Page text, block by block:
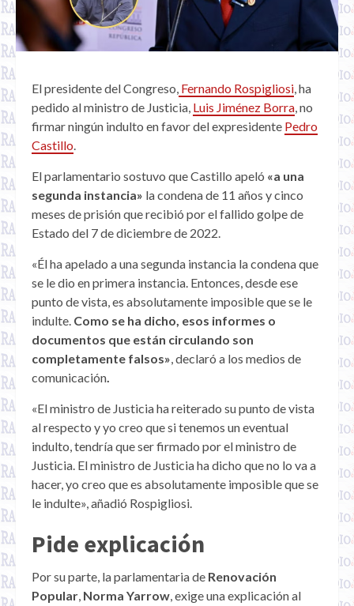
El presidente del Congreso, Fernando Rospigliosi, ha
pedido al ministro de Justicia, Luis Jiménez Borra, no
firmar ningún indulto en favor del expresidente Pedro
Castillo.
El parlamentario sostuvo que Castillo apeló «a una
segunda instancia» la condena de 11 años y cinco
meses de prisión que recibió por el fallido golpe de
Estado del 7 de diciembre de 2022.
«Él ha apelado a una segunda instancia la condena que
se le dio en primera instancia. Entonces, desde ese
punto de vista, es absolutamente imposible que se le
indulte. Como se ha dicho, esos informes o
documentos que están circulando son
completamente falsos», declaró a los medios de
comunicación.
«El ministro de Justicia ha reiterado su punto de vista
al respecto y yo creo que si tenemos un eventual
indulto, tendría que ser firmado por el ministro de
Justicia. El ministro de Justicia ha dicho que no lo va a
hacer, yo creo que es absolutamente imposible que se
le indulte», añadió Rospigliosi.
Pide explicación
Por su parte, la parlamentaria de Renovación
Popular, Norma Yarrow, exige una explicación al